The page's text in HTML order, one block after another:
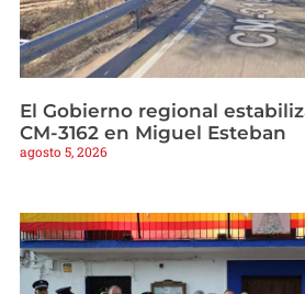
El Gobierno regional
CM-3162 en Miguel Esteban
agosto 5, 2026